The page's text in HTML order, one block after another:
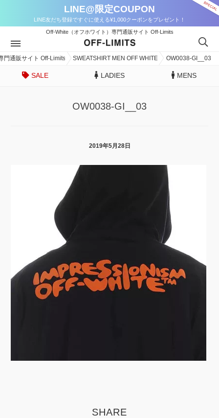
LINE@限定COUPON
LINE友だち登録ですぐに使える¥1,000クーポンをプレゼント！
Off-White（オフホワイト）専門通販サイト Off-Limits
門通販サイト Off-Limits SWEATSHIRT MEN OFF WHITE OW0038-GI__03
SALE LADIES MENS
OW0038-GI__03
2019年5月28日
SHARE